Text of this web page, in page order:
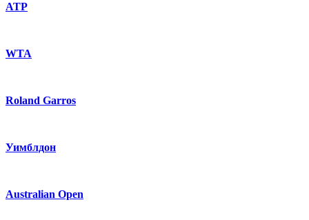
ATP
WTA
Roland Garros
Уимблдон
Australian Open